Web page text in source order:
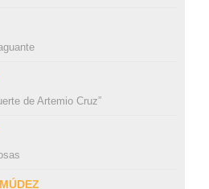
de Artemio Cruz”